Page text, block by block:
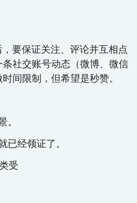
要保证关注、评论并互相点
社交账号动态（微博、微信
间限制，但希望是秒赞。
。
已经领证了。
受